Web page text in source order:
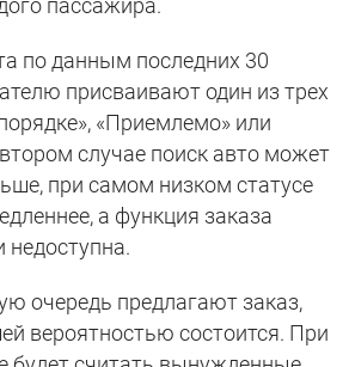
пассажира.
по данным последних 30
присваивают один из трех
«Приемлемо» или
случае поиск авто может
при самом низком статусе
а функция заказа
недоступна.
очередь предлагают заказ,
вероятностью состоится. При